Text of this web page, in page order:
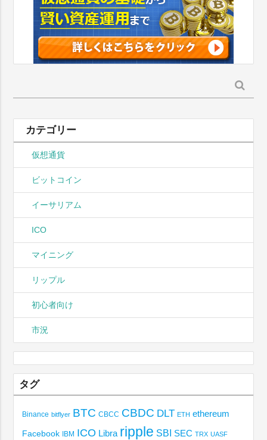
索:
カテゴリー
仮想通貨
ビットコイン
イーサリアム
ICO
マイニング
リップル
初心者向け
市況
タグ
Binance bitflyer BTC CBCC CBDC DLT ETH ethereum
Facebook IBM ICO Libra ripple SBI SEC TRX UASF